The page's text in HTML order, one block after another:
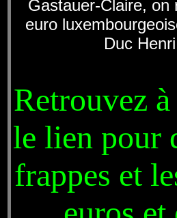
Gastauer-Claire, on
euro
Duc
Retrouvez
le lien pour
frappes et